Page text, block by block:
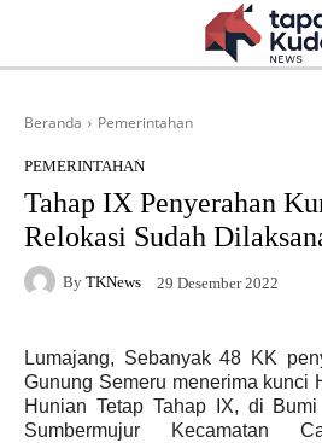
Beranda Pemerintahan
PEMERINTAHAN
Tahap IX Penyerahan
Relokasi Sudah
By TKNews 29 Desember 2022
Lumajang, Sebanyak 48 KK
Gunung Semeru menerima kunci
Hunian Tetap Tahap IX, di
Sumbermujur Kecamatan